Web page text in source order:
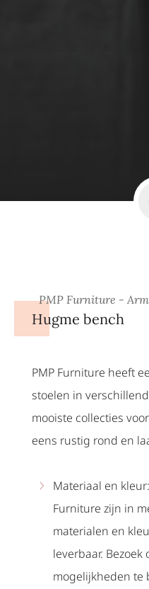
PMP Furniture -
Hugme bench
PMP Furniture heeft
stoelen in
mooiste collecties
eens rustig rond en
Materiaal en
Furniture zijn in
materialen en
leverbaar.
mogelijkheden te